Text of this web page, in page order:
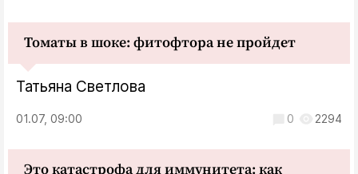
Томаты в шоке: фитофтора не пройдет
Татьяна Светлова
01.07, 09:00 0 2294
Это катастрофа для иммунитета: как